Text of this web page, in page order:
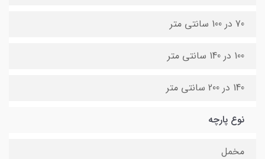
70 در 100 سانتی متر
100 در 140 سانتی متر
140 در 200 سانتی متر
نوع پارچه
مخمل